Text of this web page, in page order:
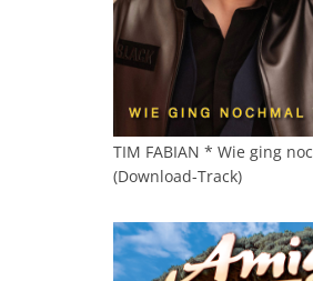
TIM FABIAN * Wie ging
(Download-Track)